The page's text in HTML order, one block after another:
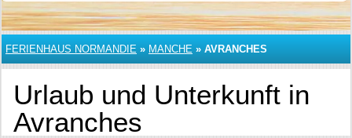
FERIENHAUS NORMANDIE » MANCHE » AVRANCHES
Urlaub und Unterkunft in
Avranches